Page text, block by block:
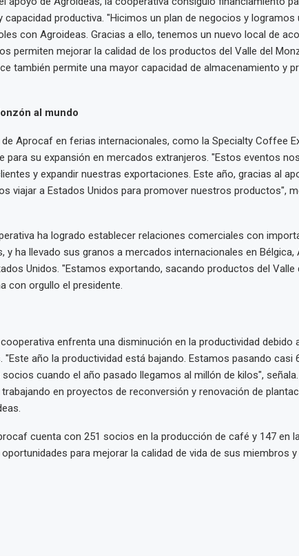
capacidad productiva. "Hicimos un plan de negocios y logramos
con Agroideas. Gracias a ello, tenemos un nuevo local de
permiten mejorar la calidad de los productos del Valle del
también permite una mayor capacidad de almacenamiento y
al mundo
Aprocaf en ferias internacionales, como la Specialty Coffee
para su expansión en mercados extranjeros. "Estos eventos
y expandir nuestras exportaciones. Este año, gracias al
viajar a Estados Unidos para promover nuestros productos",
ha logrado establecer relaciones comerciales con
y ha llevado sus granos a mercados internacionales en Bélgica,
Unidos. "Estamos exportando, sacando productos del Valle
con orgullo el presidente.
enfrenta una disminución en la productividad debido
"Este año la productividad está bajando. Estamos pasando casi
cuando el año pasado llegamos al millón de kilos",
en proyectos de reconversión y renovación de
cuenta con 251 socios en la producción de café y 147 en
para mejorar la calidad de vida de sus miembros